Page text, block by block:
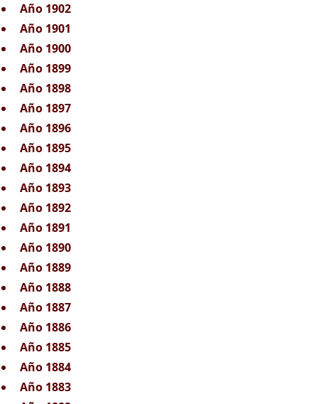
Año 1902
Año 1901
Año 1900
Año 1899
Año 1898
Año 1897
Año 1896
Año 1895
Año 1894
Año 1893
Año 1892
Año 1891
Año 1890
Año 1889
Año 1888
Año 1887
Año 1886
Año 1885
Año 1884
Año 1883